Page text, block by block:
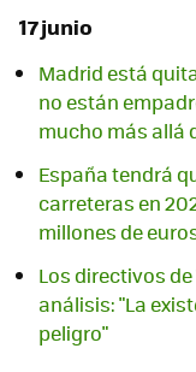
17 junio
Madrid está
no están
mucho más allá
España tendrá
carreteras en
millones de
Los directivos
análisis: "La
peligro"